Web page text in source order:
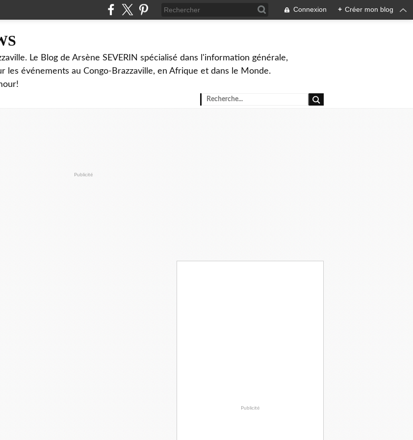
Connexion + Créer mon blog
Le Blog de Arsène SEVERIN spécialisé dans l'information générale,
les événements au Congo-Brazzaville, en Afrique et dans le Monde.
Publicité
Publicité